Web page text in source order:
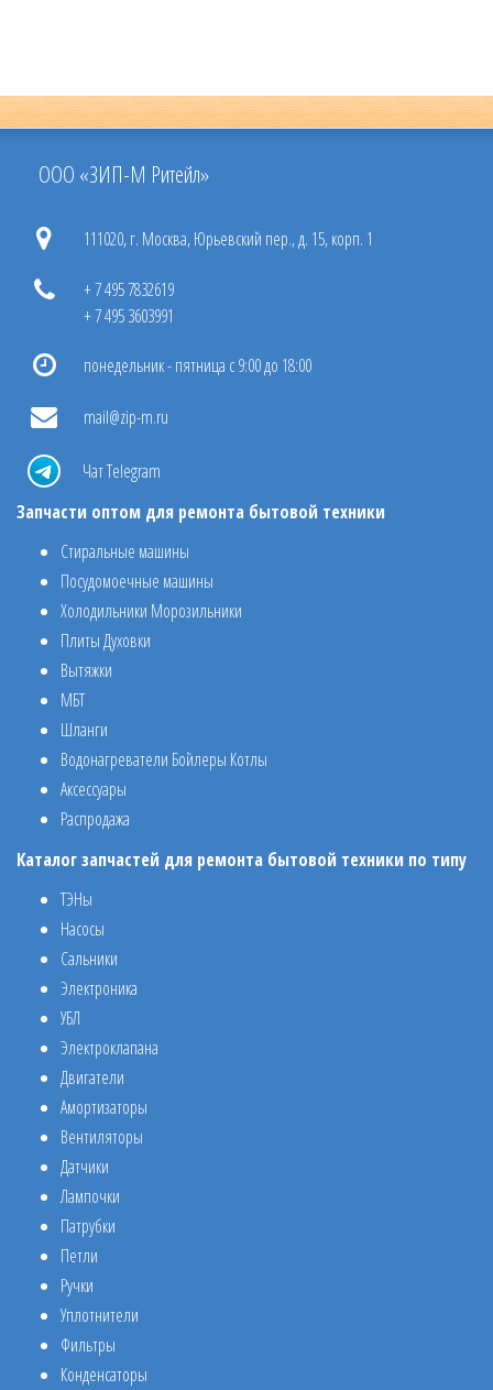
ООО «ЗИП-М Ритейл»
111020, г. Москва, Юрьевский пер., д. 15, корп. 1
+ 7 495 7832619
+ 7 495 3603991
понедельник - пятница с 9:00 до 18:00
mail@zip-m.ru
Чат Telegram
Запчасти оптом для ремонта бытовой техники
Стиральные машины
Посудомоечные машины
Холодильники Морозильники
Плиты Духовки
Вытяжки
МБТ
Шланги
Водонагреватели Бойлеры Котлы
Аксессуары
Распродажа
Каталог запчастей для ремонта бытовой техники по типу
ТЭНы
Насосы
Сальники
Электроника
УБЛ
Электроклапана
Двигатели
Амортизаторы
Вентиляторы
Датчики
Лампочки
Патрубки
Петли
Ручки
Уплотнители
Фильтры
Конденсаторы